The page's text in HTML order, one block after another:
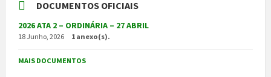
DOCUMENTOS OFICIAIS
2026 ATA 2 – ORDINÁRIA – 27 ABRIL
18 Junho, 2026 1 anexo(s).
MAIS DOCUMENTOS